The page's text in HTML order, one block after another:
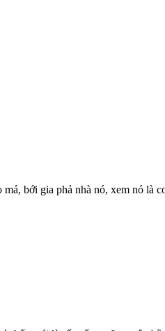
bới gia phả nhà nó, xem nó là